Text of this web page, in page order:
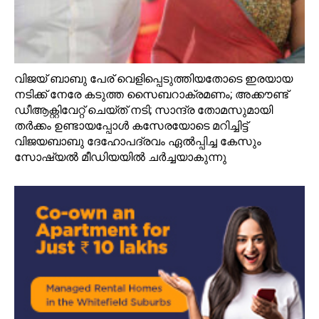
വിജയ്‌ ബാബു പേര് വെളിപ്പെടുത്തിയതോടെ ഇരയായ
നടിക്ക് നേരേ കടുത്ത സൈബറാക്രമണം; അക്കൗണ്ട്‌
ഡീആക്റ്റിവേറ്റ് ചെയ്ത് നടി; സാന്ദ്ര തോമസുമായി
തര്‍ക്കം ഉണ്ടായപ്പോള്‍ കസേരയോടെ മറിച്ചിട്ട്
വിജയബാബു ദേഹോപദ്രവം ഏല്‍പ്പിച്ച കേസും
സോഷ്യല്‍ മീഡിയയില്‍ ചര്‍ച്ചയാകുന്നു